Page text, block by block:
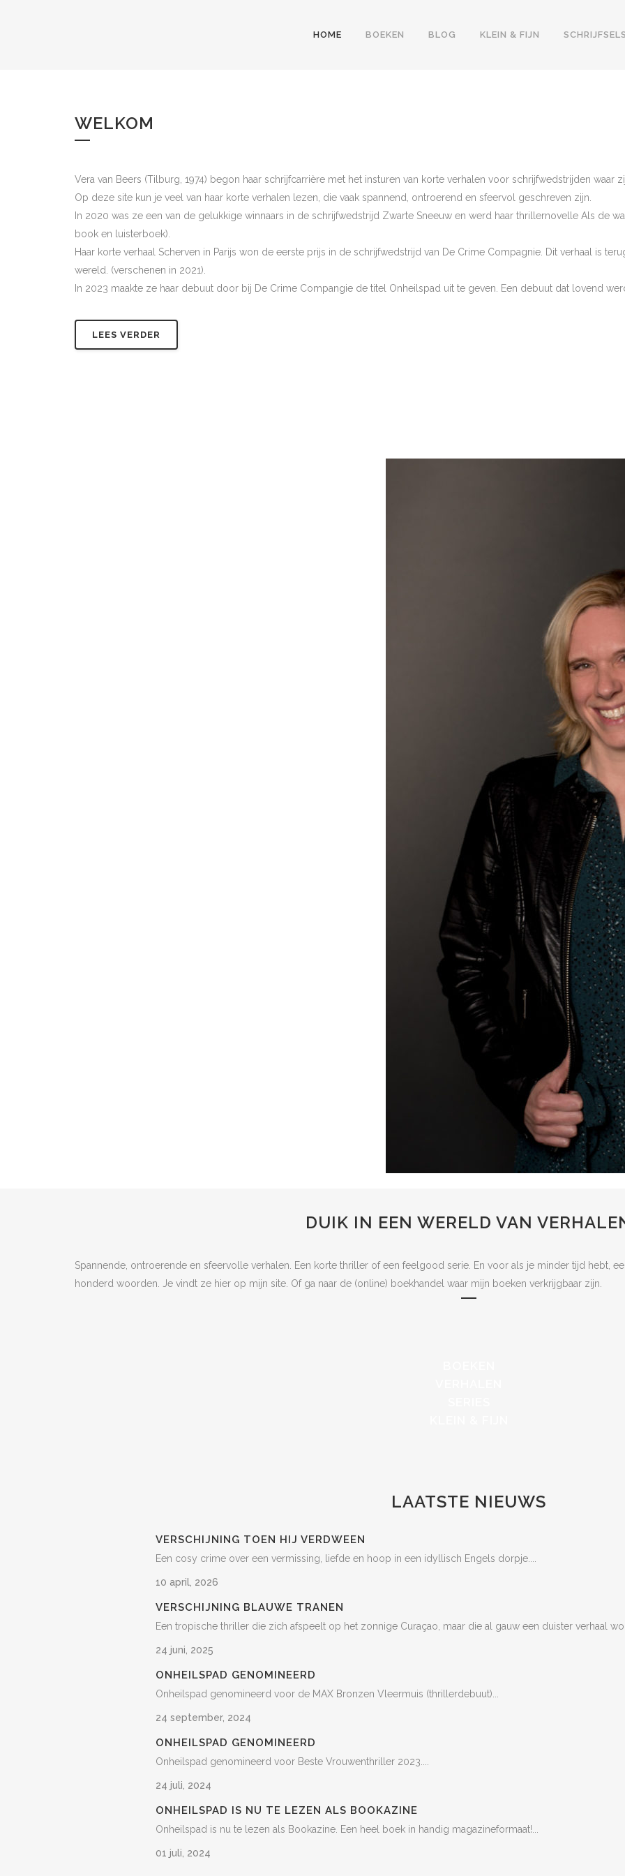
HOME BOEKEN BLOG KLEIN & FIJN
WELKOM
Vera van Beers (Tilburg, 1974) begon haar schrijfcarrière met het insturen van korte verhalen voor schrijfwedstrijden waar
Op deze site kun je veel van haar korte verhalen lezen, die vaak spannend, ontroerend en sfeervol geschreven zijn.
In 2020 was ze een van de gelukkige winnaars in de schrijfwedstrijd Zwarte Sneeuw en werd haar thrillernovelle Als de
book en luisterboek).
Haar korte verhaal Scherven in Parijs won de eerste prijs in de schrijfwedstrijd van De Crime Compagnie. Dit verhaal is
wereld. (verschenen in 2021).
In 2023 maakte ze haar debuut door bij De Crime Compangie de titel Onheilspad uit te geven. Een debuut dat lovend
LEES VERDER
DUIK IN EEN WERELD VAN
Spannende, ontroerende en sfeervolle verhalen. Een korte thriller of een feelgood serie. En voor als je minder tijd hebt,
honderd woorden. Je vindt ze hier op mijn site. Of ga naar de (online) boekhandel waar mijn boeken verkrijgbaar zijn.
LAATSTE NIEUWS
VERSCHIJNING TOEN HIJ VERDWEEN
Een cosy crime over een vermissing, liefde en hoop in een idyllisch Engels dorpje....
10 april, 2026
VERSCHIJNING BLAUWE TRANEN
Een tropische thriller die zich afspeelt op het zonnige Curaçao, maar die al gauw een duister verhaal
24 juni, 2025
ONHEILSPAD GENOMINEERD
Onheilspad genomineerd voor de MAX Bronzen Vleermuis (thrillerdebuut)...
24 september, 2024
ONHEILSPAD GENOMINEERD
Onheilspad genomineerd voor Beste Vrouwenthriller 2023....
24 juli, 2024
ONHEILSPAD IS NU TE LEZEN ALS BOOKAZINE
Onheilspad is nu te lezen als Bookazine. Een heel boek in handig magazineformaat!...
01 juli, 2024